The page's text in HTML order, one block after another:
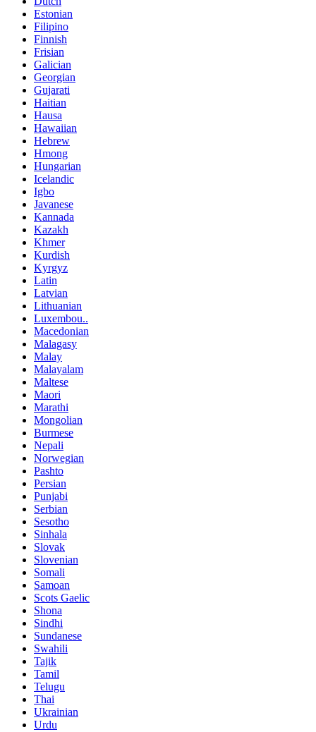
Estonian
Filipino
Finnish
Frisian
Galician
Georgian
Gujarati
Haitian
Hausa
Hawaiian
Hebrew
Hmong
Hungarian
Icelandic
Igbo
Javanese
Kannada
Kazakh
Khmer
Kurdish
Kyrgyz
Latin
Latvian
Lithuanian
Luxembou..
Macedonian
Malagasy
Malay
Malayalam
Maltese
Maori
Marathi
Mongolian
Burmese
Nepali
Norwegian
Pashto
Persian
Punjabi
Serbian
Sesotho
Sinhala
Slovak
Slovenian
Somali
Samoan
Scots Gaelic
Shona
Sindhi
Sundanese
Swahili
Tajik
Tamil
Telugu
Thai
Ukrainian
Urdu